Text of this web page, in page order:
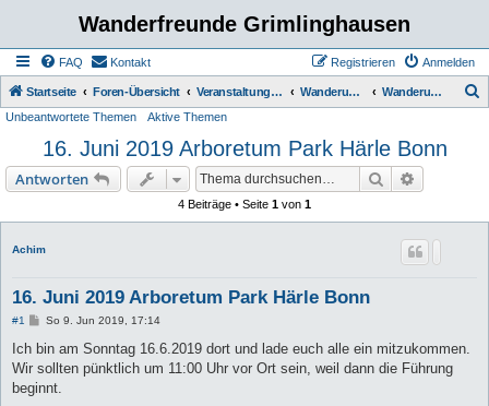
Wanderfreunde Grimlinghausen
FAQ Kontakt Anmelden
Registrieren
Startseite Foren-Übersicht Veranstaltungen / Wanderungen Wanderungen Wanderungen bis 5 km
Unbeantwortete Themen Aktive Themen
16. Juni 2019 Arboretum Park Härle Bonn
Antworten Suche
4 Beiträge • Seite 1 von 1
Achim
16. Juni 2019 Arboretum Park Härle Bonn
#1
B
i
r
a
So 9. Jun 2019, 17:14
Ich bin am Sonntag 16.6.2019 dort und lade euch alle ein mitzukommen.
Wir sollten pünktlich um 11:00 Uhr vor Ort sein, weil dann die Führung
beginnt.